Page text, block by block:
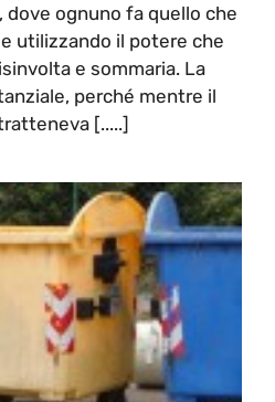
ognuno fa quello che
utilizzando il potere che
e sommaria. La
perché mentre il
[.....]